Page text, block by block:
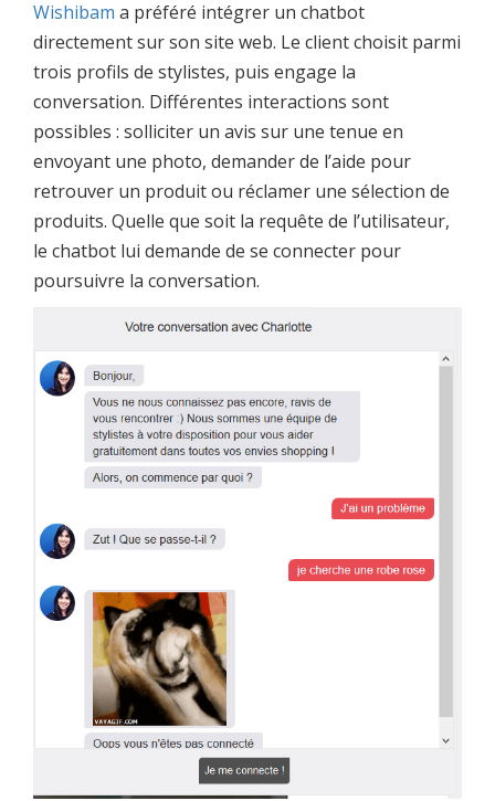
Wishibam a préféré intégrer un chatbot
directement sur son site web. Le client choisit parmi
trois profils de stylistes, puis engage la
conversation. Différentes interactions sont
possibles : solliciter un avis sur une tenue en
envoyant une photo, demander de l’aide pour
retrouver un produit ou réclamer une sélection de
produits. Quelle que soit la requête de l’utilisateur,
le chatbot lui demande de se connecter pour
poursuivre la conversation.